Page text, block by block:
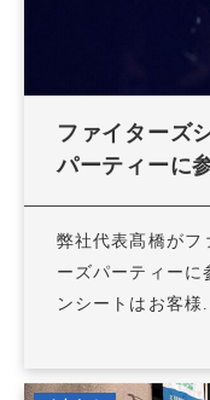
ファイターズ
パーティーに
弊社代表髙橋がフ
ーズパーティーに
ンシートはお客様